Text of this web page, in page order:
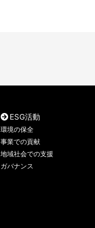
ESG活動
環境の保全
事業での貢献
地域社会での支援
ガバナンス